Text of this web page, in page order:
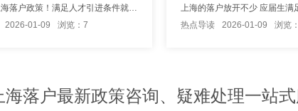
2026年上海落户政策！满足人才引进条件就可以直接落户上海吗？
2026-01-09 浏览：7
热点导读
2026-01-09 浏览
海落户最新政策咨询、疑难处理一站